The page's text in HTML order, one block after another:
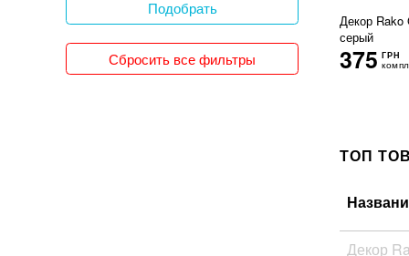
Декор Rako
серый
375 ГРН
ТОП
Декор
120x300
12x25
150x150
150x300
Подобрать
Сбросить все фильтры